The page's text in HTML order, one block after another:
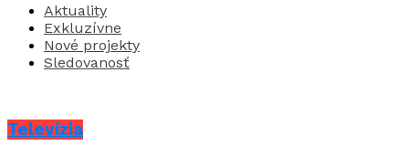
Aktuality
Exkluzívne
Nové projekty
Sledovanosť
Televízia